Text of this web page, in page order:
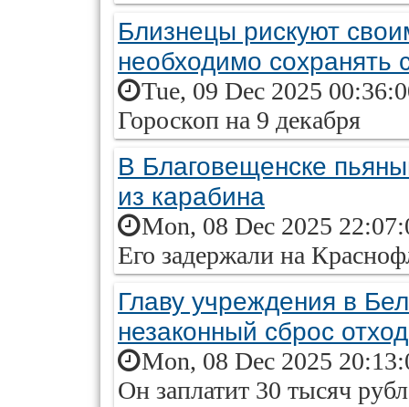
Близнецы рискуют
необходимо сохранять
Tue, 09 Dec 2025
Гороскоп на 9 декабря
В Благовещенске
из карабина
Mon, 08 Dec 2025
Его задержали на
Главу учреждения в
незаконный сброс
Mon, 08 Dec 2025
Он заплатит 30 тысяч